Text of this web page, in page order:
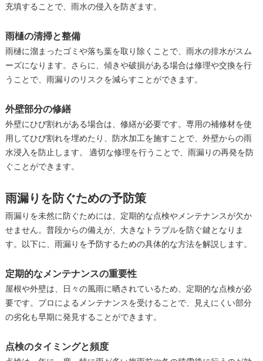
充填することで、雨水の侵入を防ぎます。
雨樋の清掃と整備
雨樋に溜まったゴミや落ち葉を取り除くことで、雨水の排水がスム
ーズになります。さらに、傾きや破損がある場合は修理や交換を行
うことで、雨漏りのリスクを減らすことができます。
外壁部分の修繕
外壁にひび割れがある場合は、修繕が必要です。専用の補修材を使
用してひび割れを埋めたり、防水加工を施すことで、外壁からの雨
水浸入を防止します。 適切な修理を行うことで、雨漏りの再発を防
ぐことができます。
雨漏りを防ぐための予防策
雨漏りを未然に防ぐためには、定期的な点検やメンテナンスが欠か
せません。普段からの備えが、大きなトラブルを防ぐ鍵となりま
す。以下に、雨漏りを予防するための具体的な方法を解説します。
定期的なメンテナンスの重要性
屋根や外壁は、日々の風雨に晒されているため、定期的な点検が必
要です。プロによるメンテナンスを受けることで、見えにくい部分
の劣化も早期に発見することができます。
点検のタイミングと頻度